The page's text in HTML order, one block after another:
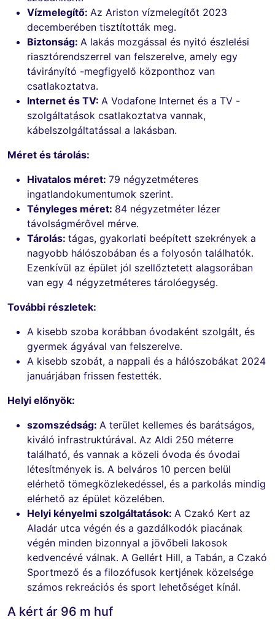
Vízmelegítő: Az Ariston vízmelegítőt 2023
decemberében tisztították meg.
Biztonság: A lakás mozgással és nyitó észlelési
riasztórendszerrel van felszerelve, amely egy
távirányító -megfigyelő központhoz van
csatlakoztatva.
Internet és TV: A Vodafone Internet és a TV -
szolgáltatások csatlakoztatva vannak,
kábelszolgáltatással a lakásban.
Méret és tárolás:
Hivatalos méret: 79 négyzetméteres
ingatlandokumentumok szerint.
Tényleges méret: 84 négyzetméter lézer
távolságmérővel mérve.
Tárolás: tágas, gyakorlati beépített szekrények a
nagyobb hálószobában és a folyosón találhatók.
Ezenkívül az épület jól szellőztetett alagsorában
van egy 4 négyzetméteres tárolóegység.
További részletek:
A kisebb szoba korábban óvodaként szolgált, és
gyermek ágyával van felszerelve.
A kisebb szobát, a nappali és a hálószobákat 2024
januárjában frissen festették.
Helyi előnyök:
szomszédság: A terület kellemes és barátságos,
kiváló infrastruktúrával. Az Aldi 250 méterre
található, és vannak a közeli óvoda és óvodai
létesítmények is. A belváros 10 percen belül
elérhető tömegközlekedéssel, és a parkolás mindig
elérhető az épület közelében.
Helyi kényelmi szolgáltatások: A Czakó Kert az
Aladár utca végén és a gazdálkodók piacának
végén minden bizonnyal a jövőbeli lakosok
kedvencévé válnak. A Gellért Hill, a Tabán, a Czakó
Sportmező és a filozófusok kertjének közelsége
számos rekreációs és sport lehetőséget kínál.
A kért ár 96 m huf